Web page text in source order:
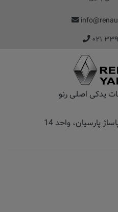
یدکی اصلی رنو
پارسیان، واحد 14